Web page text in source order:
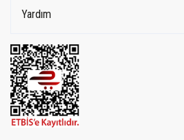
Yardım